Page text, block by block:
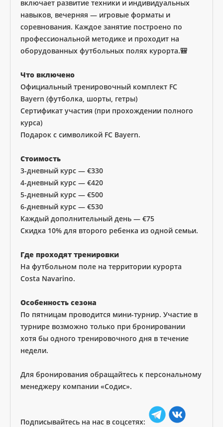
включает развитие техники и индивидуальных
навыков, вечерняя — игровые форматы и
соревнования. Каждое занятие построено по
профессиональной методике и проходит на
оборудованных футбольных полях курорта.🎒
Что включено
Официальный тренировочный комплект FC
Bayern (футболка, шорты, гетры)
Сертификат участия (при прохождении полного
курса)
Подарок с символикой FC Bayern.
Стоимость
3-дневный курс — €330
4-дневный курс — €420
5-дневный курс — €500
6-дневный курс — €530
Каждый дополнительный день — €75
Скидка 10% для второго ребенка из одной семьи.
Где проходят тренировки
На футбольном поле на территории курорта
Costa Navarino.
Особенность сезона
По пятницам проводится мини-турнир. Участие в
турнире возможно только при бронировании
хотя бы одного тренировочного дня в течение
недели.
Для бронирования обращайтесь к персональному
менеджеру компании «Содис».
Подписывайтесь на нас в соцсетях: